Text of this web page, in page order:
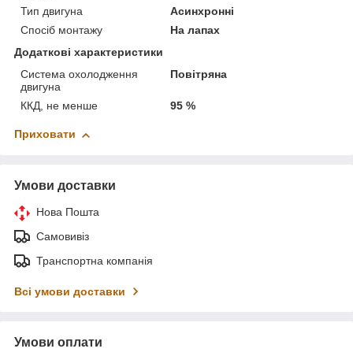
Тип двигуна
Асинхронні
Спосіб монтажу
На лапах
Додаткові характеристики
Система охолодження
двигуна
Повітряна
ККД, не менше 95 %
Приховати
Умови доставки
Нова Пошта
Самовивіз
Транспортна компанія
Всі умови доставки
Умови оплати